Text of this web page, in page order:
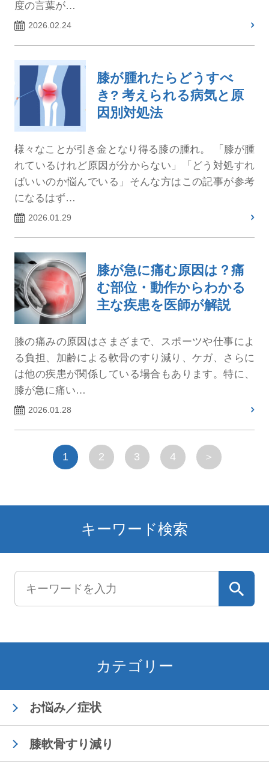
度の言葉が…
2026.02.24
膝が腫れたらどうすべ
き? 考えられる病気と原
因別対処法
様々なことが引き金となり得る膝の腫れ。 「膝が腫
れているけれど原因が分からない」「どう対処すれ
ばいいのか悩んでいる」そんな方はこの記事が参考
になるはず…
2026.01.29
膝が急に痛む原因は？痛
む部位・動作からわかる
主な疾患を医師が解説
膝の痛みの原因はさまざまで、スポーツや仕事によ
る負担、加齢による軟骨のすり減り、ケガ、さらに
は他の疾患が関係している場合もあります。特に、
膝が急に痛い…
2026.01.28
1 2 3 4 ＞
キーワード検索
カテゴリー
お悩み／症状
膝軟骨すり減り